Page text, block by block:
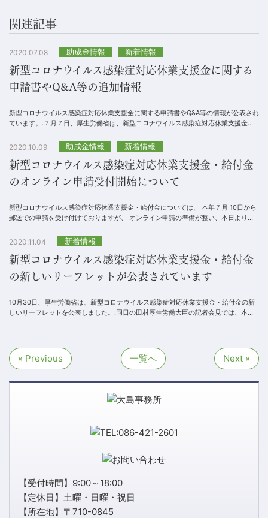
関連記事
2020.07.08 助成金情報 新着情報
新型コロナウイルス感染症対応休業支援金に関する
申請書やQ&A等の追加情報
新型コロナウイルス感染症対応休業支援金に関する申請書やQ&A等の情報が公表され
ています。.７月７日、厚生労働省は、新型コロナウイルス感染症対応休業支援金関
2020.10.09 助成金情報 新着情報
新型コロナウイルス感染症対応休業支援金・給付金
のオンライン申請受付開始について
新型コロナウイルス感染症対応休業支援金・給付金については、 本年７月 10日から
郵送での申請を受け付けておりますが、 オンライン申請の準備が整い、本日より受
2020.11.04 新着情報
新型コロナウイルス感染症対応休業支援金・給付金
の新しいリーフレットが公表されています
10月30日、厚生労働省は、新型コロナウイルス感染症対応休業支援金・給付金の新
しいリーフレットを公表しました。.同日の田村厚生労働大臣の記者会見では、本リ
« Previous 一覧へ Next »
【受付時間】9:00～18:00
【定休日】土曜・日曜・祝日
【所在地】〒710-0845